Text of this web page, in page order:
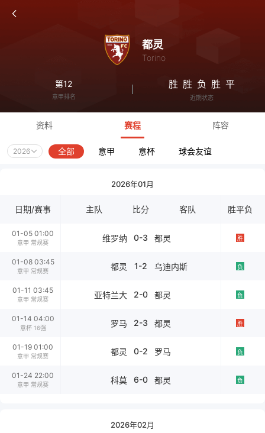
都灵
Torino
第12
意甲排名
胜 胜 负 胜 平
近期状态
资料 赛程 阵容
2026 全部 意甲 意杯 球会友谊
2026年01月
日期/赛事 主队 比分 客队 胜平负
01-05 01:00
意甲 常规赛 维罗纳 0-3 都灵 胜
01-08 03:45
意甲 常规赛 都灵 1-2 乌迪内斯 负
01-11 03:45
意甲 常规赛 亚特兰大 2-0 都灵 负
01-14 04:00
意杯 16强 罗马 2-3 都灵 胜
01-19 01:00
意甲 常规赛 都灵 0-2 罗马 负
01-24 22:00
意甲 常规赛 科莫 6-0 都灵 负
2026年02月